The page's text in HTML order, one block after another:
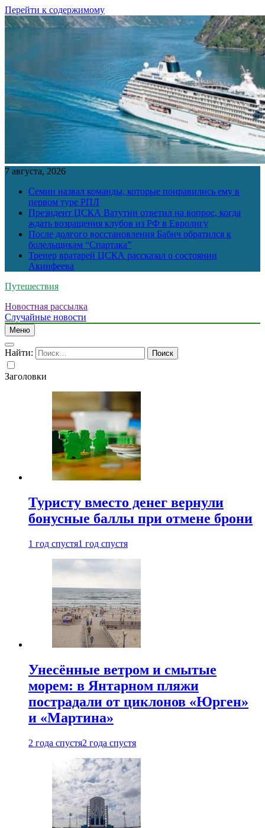
Перейти к содержимому
7 августа, 2026
Семин назвал команды, которые понравились ему в
первом туре РПЛ
Президент ЦСКА Ватутин ответил на вопрос, когда
ждать возращения клубов из РФ в Евролигу
После долгого восстановления Бабич обратился к
болельщикам “Спартака”
Тренер вратарей ЦСКА рассказал о состоянии
Акинфеева
Путешествия
Новостная рассылка
Случайные новости
Меню
Найти:
Заголовки
Туристу вместо денег вернули
бонусные баллы при отмене брони
1 год спустя1 год спустя
Унесённые ветром и смытые
морем: в Янтарном пляжи
пострадали от циклонов «Юрген»
и «Мартина»
2 года спустя2 года спустя